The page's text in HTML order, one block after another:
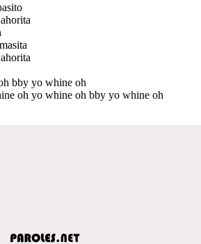
bby yo whine oh
oh yo whine oh bby yo whine oh